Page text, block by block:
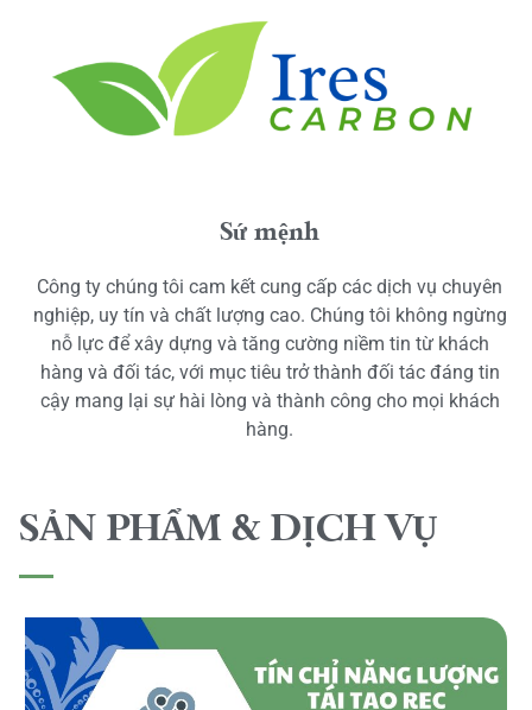
Sứ mệnh
Công ty chúng tôi cam kết cung cấp các dịch vụ chuyên
nghiệp, uy tín và chất lượng cao. Chúng tôi không ngừng
nỗ lực để xây dựng và tăng cường niềm tin từ khách
hàng và đối tác, với mục tiêu trở thành đối tác đáng tin
cậy mang lại sự hài lòng và thành công cho mọi khách
hàng.
SẢN PHẨM & DỊCH VỤ